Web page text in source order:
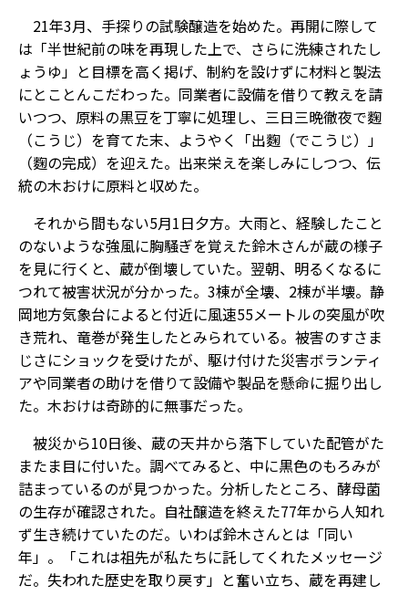
21年3月、手探りの試験醸造を始めた。再開に際して
は「半世紀前の味を再現した上で、さらに洗練されたし
ょうゆ」と目標を高く掲げ、制約を設けずに材料と製法
にとことんこだわった。同業者に設備を借りて教えを請
いつつ、原料の黒豆を丁寧に処理し、三日三晩徹夜で麴
（こうじ）を育てた末、ようやく「出麴（でこうじ）」
（麴の完成）を迎えた。出来栄えを楽しみにしつつ、伝
統の木おけに原料と収めた。
それから間もない5月1日夕方。大雨と、経験したこと
のないような強風に胸騒ぎを覚えた鈴木さんが蔵の様子
を見に行くと、蔵が倒壊していた。翌朝、明るくなるに
つれて被害状況が分かった。3棟が全壊、2棟が半壊。静
岡地方気象台によると付近に風速55メートルの突風が吹
き荒れ、竜巻が発生したとみられている。被害のすさま
じさにショックを受けたが、駆け付けた災害ボランティ
アや同業者の助けを借りて設備や製品を懸命に掘り出し
た。木おけは奇跡的に無事だった。
被災から10日後、蔵の天井から落下していた配管がた
またま目に付いた。調べてみると、中に黒色のもろみが
詰まっているのが見つかった。分析したところ、酵母菌
の生存が確認された。自社醸造を終えた77年から人知れ
ず生き続けていたのだ。いわば鈴木さんとは「同い
年」。「これは祖先が私たちに託してくれたメッセージ
だ。失われた歴史を取り戻す」と奮い立ち、蔵を再建し